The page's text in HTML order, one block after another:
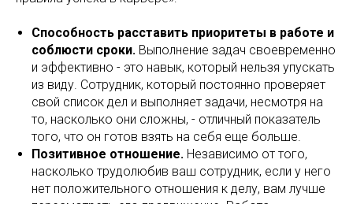
Способность расставить приоритеты в работе и
соблюсти сроки. Выполнение задач своевременно
и эффективно - это навык, который нельзя упускать
из виду. Сотрудник, который постоянно проверяет
свой список дел и выполняет задачи, несмотря на
то, насколько они сложны, - отличный показатель
того, что он готов взять на себя еще больше.
Позитивное отношение. Независимо от того,
насколько трудолюбив ваш сотрудник, если у него
нет положительного отношения к делу, вам лучше